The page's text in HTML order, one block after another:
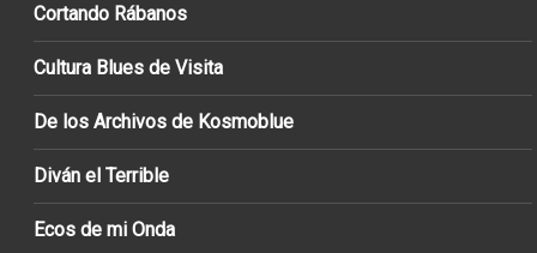
Cortando Rábanos
Cultura Blues de Visita
De los Archivos de Kosmoblue
Diván el Terrible
Ecos de mi Onda